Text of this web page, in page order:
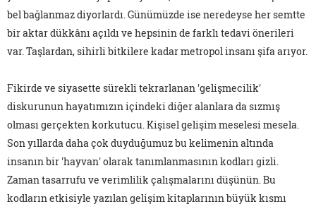
bel bağlanmaz diyorlardı. Günümüzde ise neredeyse her semtte
bir aktar dükkânı açıldı ve hepsinin de farklı tedavi önerileri
var. Taşlardan, sihirli bitkilere kadar metropol insanı şifa arıyor.
Fikirde ve siyasette sürekli tekrarlanan 'gelişmecilik'
diskurunun hayatımızın içindeki diğer alanlara da sızmış
olması gerçekten korkutucu. Kişisel gelişim meselesi mesela.
Son yıllarda daha çok duyduğumuz bu kelimenin altında
insanın bir 'hayvan' olarak tanımlanmasının kodları gizli.
Zaman tasarrufu ve verimlilik çalışmalarını düşünün. Bu
kodların etkisiyle yazılan gelişim kitaplarının büyük kısmı